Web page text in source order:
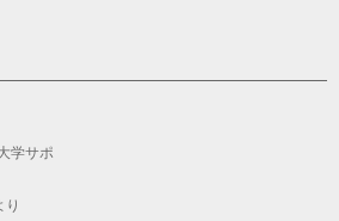
学サポ